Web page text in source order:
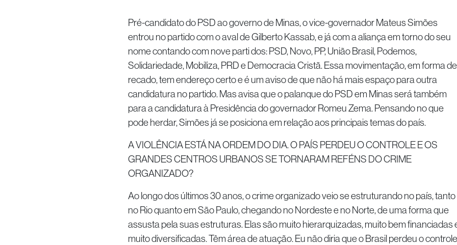
Pré-candidato do PSD ao governo de Minas, o vice-governador Mateus Simões
entrou no partido com o aval de Gilberto Kassab, e já com a aliança em torno do seu
nome contando com nove parti dos: PSD, Novo, PP, União Brasil, Podemos,
Solidariedade, Mobiliza, PRD e Democracia Cristã. Essa movimentação, em forma de
recado, tem endereço certo e é um aviso de que não há mais espaço para outra
candidatura no partido. Mas avisa que o palanque do PSD em Minas será também
para a candidatura à Presidência do governador Romeu Zema. Pensando no que
pode herdar, Simões já se posiciona em relação aos principais temas do país.
A VIOLÊNCIA ESTÁ NA ORDEM DO DIA. O PAÍS PERDEU O CONTROLE E OS
GRANDES CENTROS URBANOS SE TORNARAM REFÉNS DO CRIME
ORGANIZADO?
Ao longo dos últimos 30 anos, o crime organizado veio se estruturando no país, tanto
no Rio quanto em São Paulo, chegando no Nordeste e no Norte, de uma forma que
assusta pela suas estruturas. Elas são muito hierarquizadas, muito bem financiadas
muito diversificadas. Têm área de atuação. Eu não diria que o Brasil perdeu o